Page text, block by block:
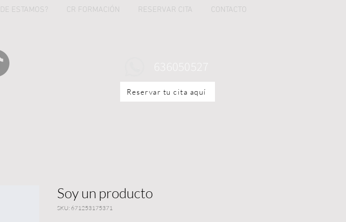
ESTAMOS? CR FORMACIÓN RESERVAR CITA CONTACTO
Reservar tu cita aquí
Soy un producto
SKU: 671253175371